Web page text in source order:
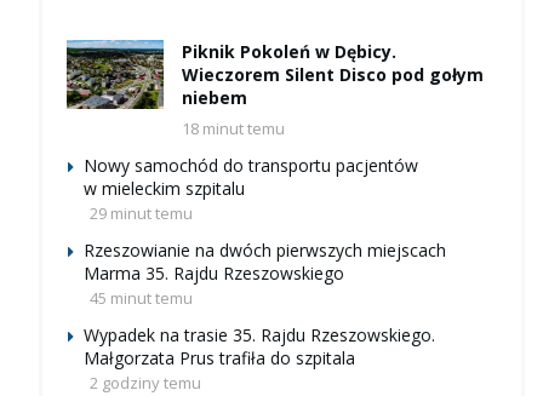
Piknik Pokoleń w Dębicy.
Wieczorem Silent Disco pod gołym
niebem
18 minut temu
Nowy samochód do transportu pacjentów
w mieleckim szpitalu
29 minut temu
Rzeszowianie na dwóch pierwszych miejscach
Marma 35. Rajdu Rzeszowskiego
45 minut temu
Wypadek na trasie 35. Rajdu Rzeszowskiego.
Małgorzata Prus trafiła do szpitala
2 godziny temu